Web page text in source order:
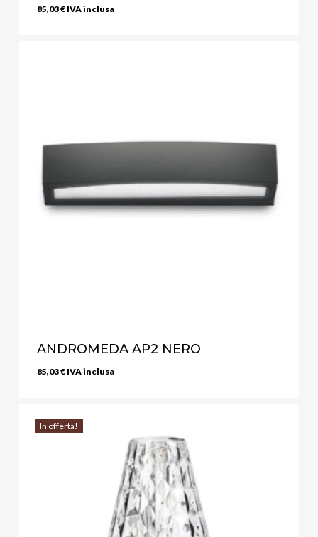
85,03€ IVA inclusa
ANDROMEDA AP2 NERO
85,03€ IVA inclusa
In offerta!